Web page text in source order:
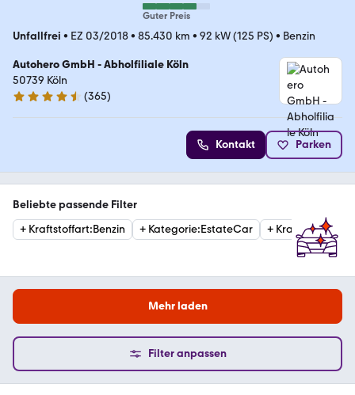
Guter Preis
Unfallfrei • EZ 03/2018• 85.430 km • 92 kW (125 PS) • Benzin
Autohero GmbH - Abholfiliale Köln
50739 Köln
4.6 Sterne
(365)
Kontakt Parken
Beliebte passende Filter
+ Kraftstoffart:Benzin + Kategorie:EstateCar + Kraftstoffart
Mehr laden
Filter anpassen